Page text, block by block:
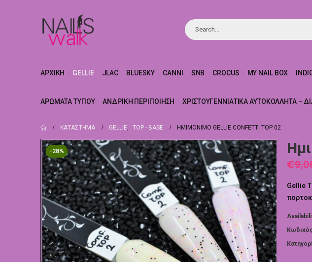
ΑΡΧΙΚΉ GELLIE JLAC BLUESKY CANNI SNB CROCUS MY NAIL BOX
ΑΡΏΜΑΤΑ ΤΎΠΟΥ ΑΝΔΡΙΚΉ ΠΕΡΙΠΟΊΗΣΗ ΧΡΙΣΤΟΥΓΕΝΝΙΆΤΙΚΑ ΑΥΤΟΚΌΛΛΗΤΑ –
ΚΑΤΆΣΤΗΜΑ GELLIE, TOP - BASE ΗΜΙΜΌΝΙΜΟ GELLIE CONFETTI TOP 02
-28%
€
Gellie